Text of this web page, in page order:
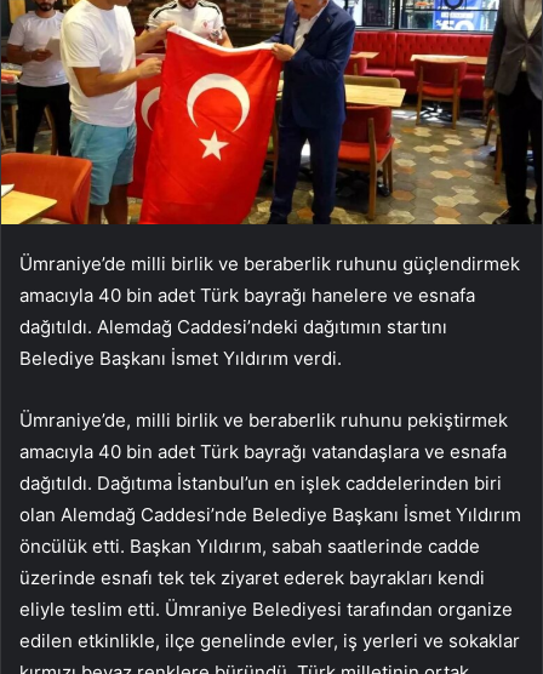
Ümraniye’de milli birlik ve beraberlik ruhunu güçlendirmek
amacıyla 40 bin adet Türk bayrağı hanelere ve esnafa
dağıtıldı. Alemdağ Caddesi’ndeki dağıtımın startını
Belediye Başkanı İsmet Yıldırım verdi.
Ümraniye’de, milli birlik ve beraberlik ruhunu pekiştirmek
amacıyla 40 bin adet Türk bayrağı vatandaşlara ve esnafa
dağıtıldı. Dağıtıma İstanbul’un en işlek caddelerinden biri
olan Alemdağ Caddesi’nde Belediye Başkanı İsmet Yıldırım
öncülük etti. Başkan Yıldırım, sabah saatlerinde cadde
üzerinde esnafı tek tek ziyaret ederek bayrakları kendi
eliyle teslim etti. Ümraniye Belediyesi tarafından organize
edilen etkinlikle, ilçe genelinde evler, iş yerleri ve sokaklar